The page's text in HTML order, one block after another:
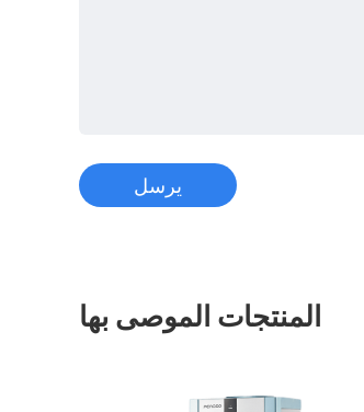
المنتجات الموصى بها